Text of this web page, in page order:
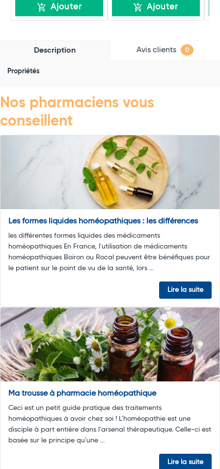
Ajouter Ajouter
Description Avis clients 0
Propriétés
Nos pharmaciens vous
conseillent
Les formes liquides homéopathiques : les différences
les différentes formes liquides des médicaments
homéopathiques En France, l'utilisation de médicaments
homéopathiques Boiron ou Rocal peuvent être bénéfiques pour
le patient sur le point de vu de la santé, lors ...
Lire la suite
Ma trousse à pharmacie homéopathique
Ceci est un petit guide pratique des traitements
homéopathiques à avoir chez soi ! L'homéopathie est une
disciple à part entière dans l'arsenal thérapeutique. Celle-ci est
basée sur le principe qu'une ...
Lire la suite